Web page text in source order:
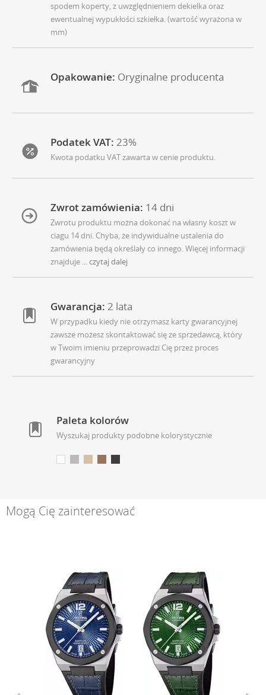
spodem koperty, z uwzględnieniem dekielka oraz
ewentualnej wypukłości szkiełka. (wartość wyrażona w
mm)
Opakowanie: Oryginalne producenta
Podatek VAT: 23%
Kwota podatku VAT zawarta w cenie produktu.
Zwrot zamówienia: 14 dni
Zwrotu produktu można dokonać na własny koszt w
ciagu 14 dni. Chyba, że indywidualne ustalenia do
zamówienia będą określały co innego. Więcej informacji
znajduje ... czytaj dalej
Gwarancja: 2 lata
W przypadku kiedy nie otrzymasz karty gwarancyjnej
zawsze możesz skontaktować się ze sprzedawcą, który
w Twoim imieniu przeprowadzi Cię przez proces
gwarancyjny
Paleta kolorów
Wyszukaj produkty podobne kolorystycznie
Mogą Cię zainteresować